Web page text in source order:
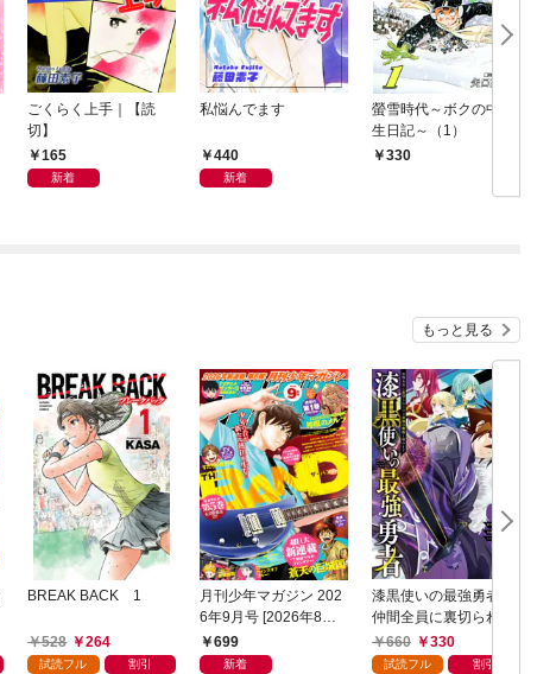
ごくらく上手｜【読
切】
165
新着
私悩んでます
440
新着
螢雪時代～ボクの中学
生日記～（1）
330
もっと見る
BREAK BACK 1
528 264
試読フル 割引
月刊少年マガジン 202
6年9月号 [2026年8月6
日発売]
699
新着
漆黒使いの最強勇者
仲間全員に裏切られた
ので最強の魔物と組み
ます 1巻
660 330
試読フル 割引